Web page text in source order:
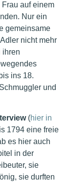
auf einem
Nur ein
gemeinsame
nicht mehr
ihren
ins 18.
und
(hier in
1794 eine freie
es hier auch
in der
sie
sie durften